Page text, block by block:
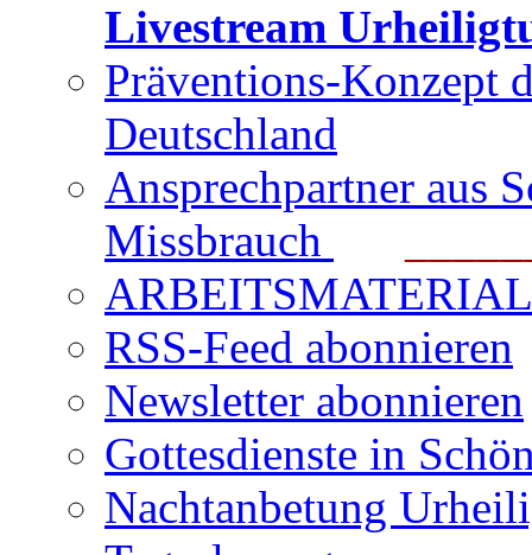
Livestream
Präventions-Konzept
Deutschland
Ansprechpartner aus
Missbrauch
ARBEITSMATERIAL
RSS-Feed abonnieren
Newsletter abonnieren
Gottesdienste in
Nachtanbetung